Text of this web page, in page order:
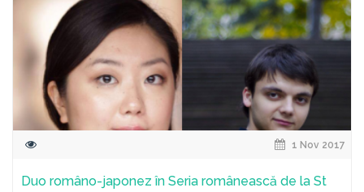
1 Nov 2017
Duo româno-japonez în Seria românească de la St